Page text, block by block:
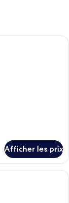
d’hôtel avec un
Afficher les prix
d’hôtel comprenant